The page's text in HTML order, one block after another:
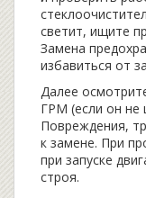
светит, ищите
Замена
избавиться от
Далее
ГРМ (если он не
Повреждения,
к замене. При
при запуске
строя.